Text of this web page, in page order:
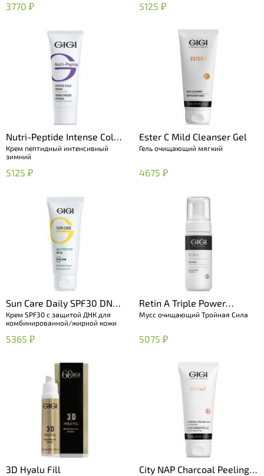
3770 ₽ 5125 ₽
Nutri-Peptide Intense Cold
Cream
Крем пептидный интенсивный
зимний
5125 ₽
Ester C Mild Cleanser Gel
Гель очищающий мягкий
4675 ₽
Sun Care Daily SPF30 DNA
Protector For Oily Skin
Крем SPF30 с защитой ДНК для
комбинированной/жирной кожи
5365 ₽
Retin A Triple Power
Foaming Cleanser
Мусс очищающий Тройная Сила
5075 ₽
3D Hyalu Fill
City NAP Charcoal Peeling